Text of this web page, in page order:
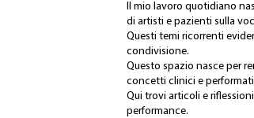
Il mio lavoro quotidiano
di artisti e pazienti sulla
Questi temi ricorrenti
condivisione.
Questo spazio nasce per
concetti clinici e
Qui trovi articoli e
performance.